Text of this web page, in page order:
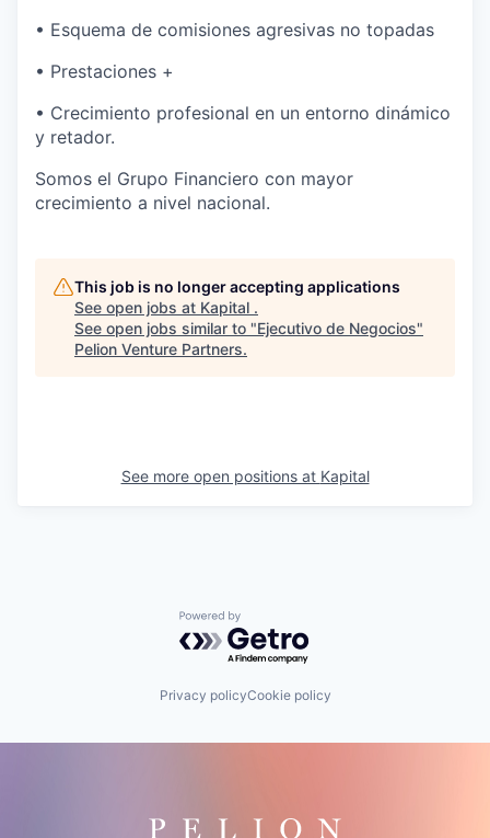
• Esquema de comisiones agresivas no topadas
• Prestaciones +
• Crecimiento profesional en un entorno dinámico
y retador.
Somos el Grupo Financiero con mayor
crecimiento a nivel nacional.
This job is no longer accepting applications
See open jobs at Kapital .
See open jobs similar to "Ejecutivo de Negocios"
Pelion Venture Partners.
See more open positions at Kapital
Powered by Getro.com
Privacy policyCookie policy